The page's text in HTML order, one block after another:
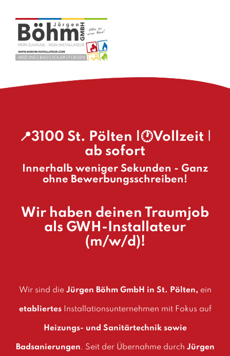
📍3100 St. Pölten |🕐Vollzeit|
ab sofort
Innerhalb weniger Sekunden - Ganz
ohne Bewerbungsschreiben!
Wir haben deinen Traumjob
als GWH-Installateur
(m/w/d)!
Wir sind die Jürgen Böhm GmbH in St. Pölten, ein
etabliertesInstallationsunternehmen mit Fokus auf
Heizungs- und Sanitärtechnik sowie
Badsanierungen. Seit der Übernahme durch Jürgen